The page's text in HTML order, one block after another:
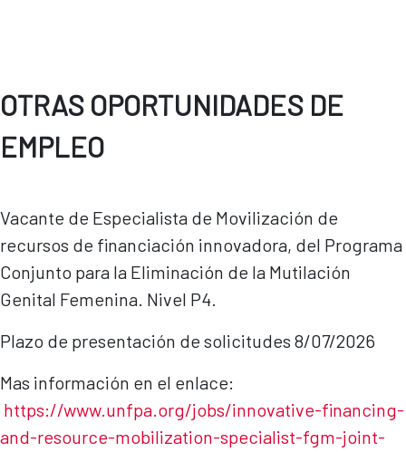
OTRAS OPORTUNIDADES DE
EMPLEO
Vacante de Especialista de Movilización de
recursos de financiación innovadora, del Programa
Conjunto para la Eliminación de la Mutilación
Genital Femenina. Nivel P4.
Plazo de presentación de solicitudes 8/07/2026
Mas información en el enlace:
https://www.unfpa.org/jobs/innovative-financing-
and-resource-mobilization-specialist-fgm-joint-